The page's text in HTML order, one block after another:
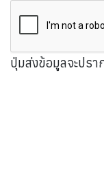
ปุ่มส่งข้อมูลจะปร